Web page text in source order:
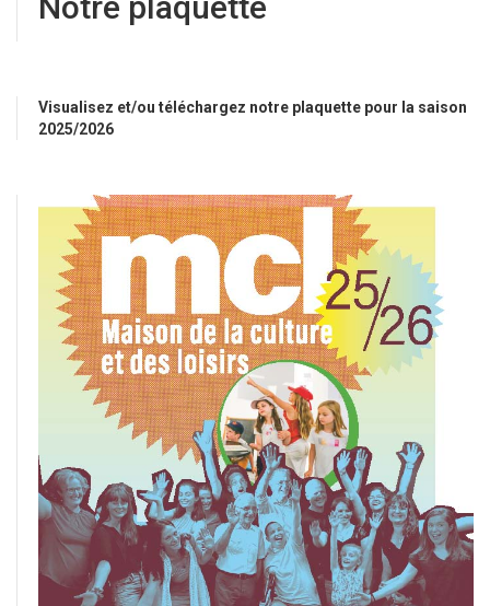
Visualisez et/ou téléchargez notre plaquette pour la saison
2025/2026